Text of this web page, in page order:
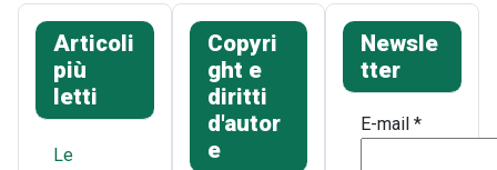
Articoli
più
letti
Le
Copyri
ght e
diritti
d'autor
e
Newsle
tter
E-mail*